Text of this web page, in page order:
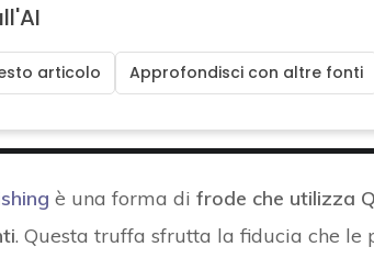
articolo Approfondisci con altre fonti
è una forma di frode che utilizza
. Questa truffa sfrutta la fiducia che le